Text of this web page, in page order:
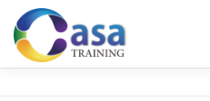
Lompat
konten